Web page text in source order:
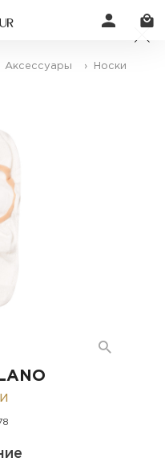
Аксессуары › Носки